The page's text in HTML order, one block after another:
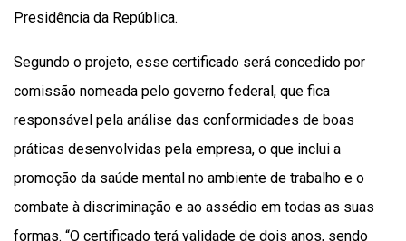
Presidência da República.
Segundo o projeto, esse certificado será concedido por
comissão nomeada pelo governo federal, que fica
responsável pela análise das conformidades de boas
práticas desenvolvidas pela empresa, o que inclui a
promoção da saúde mental no ambiente de trabalho e o
combate à discriminação e ao assédio em todas as suas
formas. “O certificado terá validade de dois anos, sendo